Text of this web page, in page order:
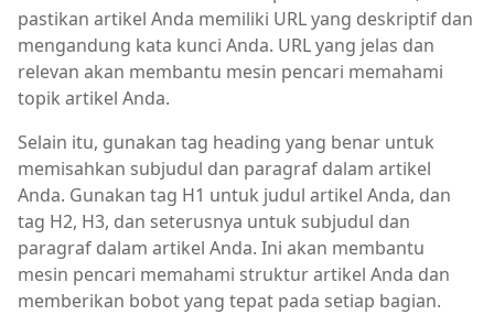
pastikan artikel Anda memiliki URL yang deskriptif dan
mengandung kata kunci Anda. URL yang jelas dan
relevan akan membantu mesin pencari memahami
topik artikel Anda.
Selain itu, gunakan tag heading yang benar untuk
memisahkan subjudul dan paragraf dalam artikel
Anda. Gunakan tag H1 untuk judul artikel Anda, dan
tag H2, H3, dan seterusnya untuk subjudul dan
paragraf dalam artikel Anda. Ini akan membantu
mesin pencari memahami struktur artikel Anda dan
memberikan bobot yang tepat pada setiap bagian.